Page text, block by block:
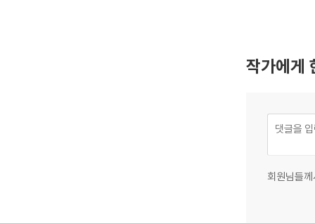
작가에게
회원님들